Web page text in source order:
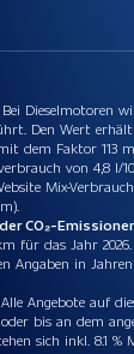
Bei Dieselmotoren
Den Wert
dem Faktor 113
von 4,8 l/
Mix-
CO₂-
für das Jahr
Angaben in
Alle Angebote auf
bis an dem
sich inkl. 8.1 %